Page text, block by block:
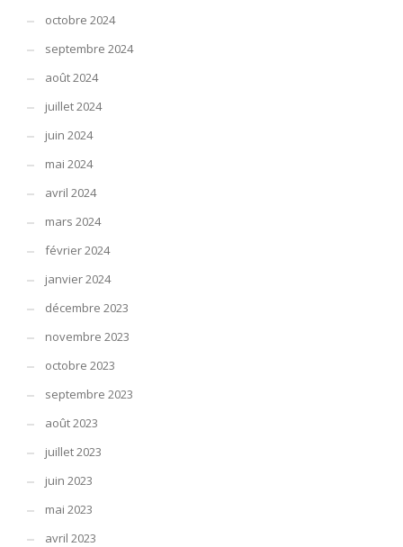
octobre 2024
septembre 2024
août 2024
juillet 2024
juin 2024
mai 2024
avril 2024
mars 2024
février 2024
janvier 2024
décembre 2023
novembre 2023
octobre 2023
septembre 2023
août 2023
juillet 2023
juin 2023
mai 2023
avril 2023